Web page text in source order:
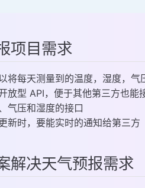
项目需求
将每天测量到的温度，湿度，气
放型 API，便于其他第三方也能
气压和湿度的接口
新时，要能实时的通知给第三方
解决天气预报需求